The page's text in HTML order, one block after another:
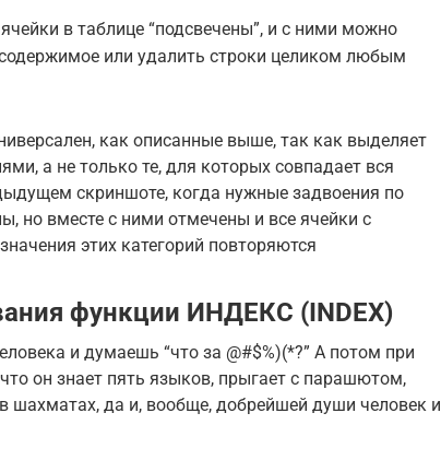
в таблице “подсвечены”, и с ними можно
или удалить строки целиком любым
как описанные выше, так как выделяет
а не только те, для которых совпадает вся
скриншоте, когда нужные задвоения по
но вместе с ними отмечены и все ячейки с
этих категорий повторяются
функции ИНДЕКС (INDEX)
и думаешь “что за @#$%)(*?” А потом при
он знает пять языков, прыгает с парашютом,
шахматах, да и, вообще, добрейшей души человек и